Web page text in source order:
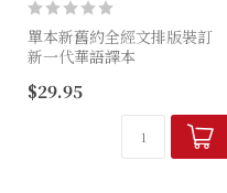
單本新舊約全經文排版裝訂
新一代華語譯本
致、文采"這五個層面上更妥
善考慮的譯本！
$29.95